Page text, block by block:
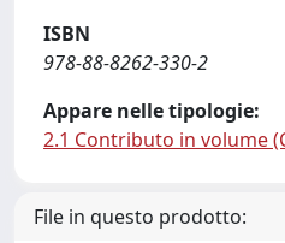
ISBN
978-88-8262-330-2
Appare nelle tipologie:
2.1 Contributo in volume
File in questo prodotto: